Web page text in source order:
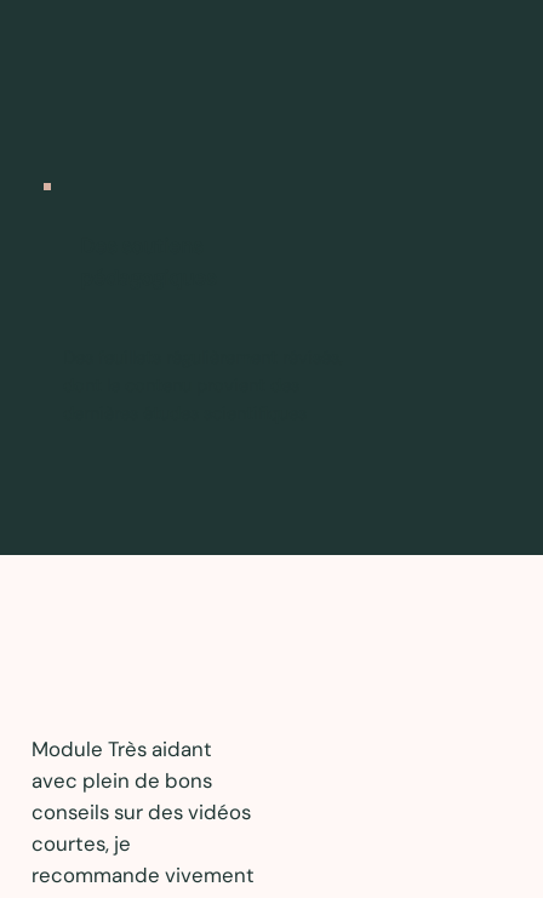
Module Très aidant
avec plein de bons
conseils sur des vidéos
courtes, je
recommande vivement